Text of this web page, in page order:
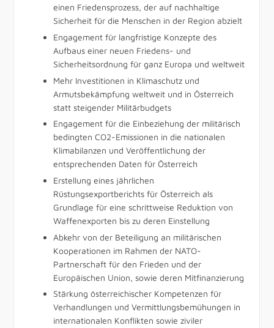
einen Friedensprozess, der auf nachhaltige
Sicherheit für die Menschen in der Region abzielt
Engagement für langfristige Konzepte des
Aufbaus einer neuen Friedens- und
Sicherheitsordnung für ganz Europa und weltweit
Mehr Investitionen in Klimaschutz und
Armutsbekämpfung weltweit und in Österreich
statt steigender Militärbudgets
Engagement für die Einbeziehung der militärisch
bedingten CO2-Emissionen in die nationalen
Klimabilanzen und Veröffentlichung der
entsprechenden Daten für Österreich
Erstellung eines jährlichen
Rüstungsexportberichts für Österreich als
Grundlage für eine schrittweise Reduktion von
Waffenexporten bis zu deren Einstellung
Abkehr von der Beteiligung an militärischen
Kooperationen im Rahmen der NATO-
Partnerschaft für den Frieden und der
Europäischen Union, sowie deren Mitfinanzierung
Stärkung österreichischer Kompetenzen für
Verhandlungen und Vermittlungsbemühungen in
internationalen Konflikten sowie ziviler